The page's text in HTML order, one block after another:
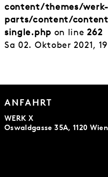
content/themes/
parts/content/
single.php on line262
Sa 02. Oktober 2021,
ANFAHRT
WERK X
Oswaldgasse 35A, 1120 Wien